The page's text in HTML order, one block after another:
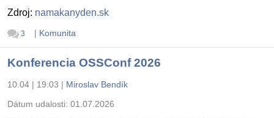
Zdroj: namakanyden.sk
3 | Komunita
Konferencia OSSConf 2026
10.04 | 19:03 | Miroslav Bendík
Dátum udalosti: 01.07.2026